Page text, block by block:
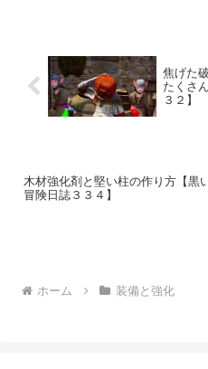
焦げた
たくさ
３２】
木材強化剤と堅い柱の作り方【黒
冒険日誌３３４】
ホーム 装備と強化